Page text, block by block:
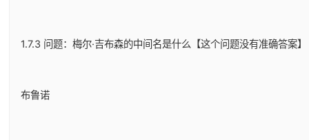
1.7.3 问题：梅尔·吉布森的中间名是什么【这个问题没有准确答案】
布鲁诺